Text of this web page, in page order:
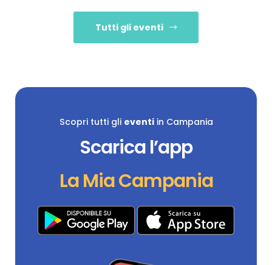
Tutti gli eventi
Scopri tutti gli eventiin Campania
Scarica l’app
La Mia Campania